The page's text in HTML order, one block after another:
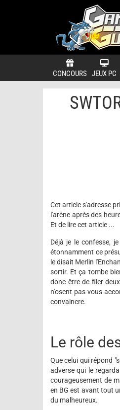
CONCOURS JEUX PC
Cet article s'adresse
l'arène après des
Et de lire cet article ...
Déjà je le confesse,
étonnamment ce
le disait Merlin
sortir. Et ça tombe
donc être de filer
n'osent pas vous
convaincre.
Le rôle
Que celui qui répond
adverse qui le
courageusement de
en BG est avant tout
du malheureux.